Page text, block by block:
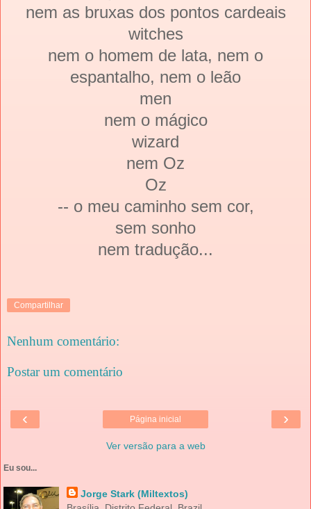
nem as bruxas dos pontos cardeais
witches
nem o homem de lata, nem o
espantalho, nem o leão
men
nem o mágico
wizard
nem Oz
Oz
-- o meu caminho sem cor,
sem sonho
nem tradução...
Compartilhar
Nenhum comentário:
Postar um comentário
‹ ›
Página inicial
Ver versão para a web
Eu sou...
Jorge Stark (Miltextos)